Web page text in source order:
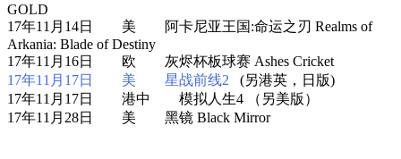
GOLD
17年11月14日 美 阿卡尼亚王国:命运之刃 Realms of
Arkania: Blade of Destiny
17年11月16日 欧 灰烬杯板球赛 Ashes Cricket
17年11月17日 美 星战前线2
(另港英，日版)
17年11月17日 港中 模拟人生4 （另美版）
17年11月28日 美 黑镜 Black Mirror